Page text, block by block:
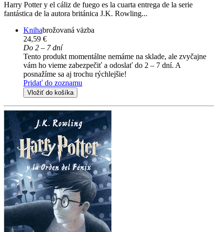
Harry Potter y el cáliz de fuego es la cuarta entrega de la serie
fantástica de la autora británica J.K. Rowling...
Knihabrožovaná väzba
24,59 €
Do 2 – 7 dní
Tento produkt momentálne nemáme na sklade, ale zvyčajne
vám ho vieme zabezpečiť a odoslať do 2 – 7 dní. A
posnažíme sa aj trochu rýchlejšie!
Pridať do zoznamu
Vložiť do košíka